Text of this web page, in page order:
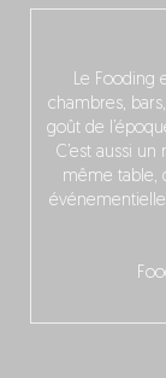
Le Fooding
chambres,
goût de
C’est aussi
même table,